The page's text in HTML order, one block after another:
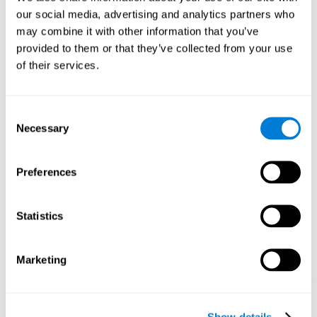
our social media, advertising and analytics partners who
may combine it with other information that you’ve
provided to them or that they’ve collected from your use
of their services.
Selection
Necessary
Preferences
Statistics
Marketing
тренировка этого паттерна может способствовать
созданию новых синапсов, реорганизации нейронных сетей
и восстановлению ослабленных или повреждённых
когнитивных функций.
Онлайн игра "Карамельная линия" помогает тренировать
нейронных сетей и улучшению когнитивных функций.